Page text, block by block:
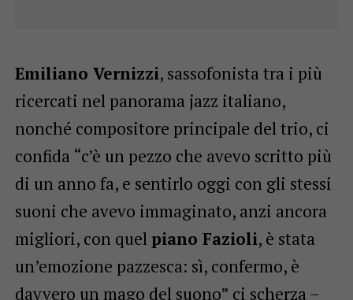
Emiliano Vernizzi, sassofonista tra i più
ricercati nel panorama jazz italiano,
nonché compositore principale del trio, ci
confida “c’è un pezzo che avevo scritto più
di un anno fa, e sentirlo oggi con gli stessi
suoni che avevo immaginato, anzi ancora
migliori, con quel piano Fazioli, è stata
un’emozione pazzesca: sì, confermo, è
davvero un mago del suono” ci scherza –